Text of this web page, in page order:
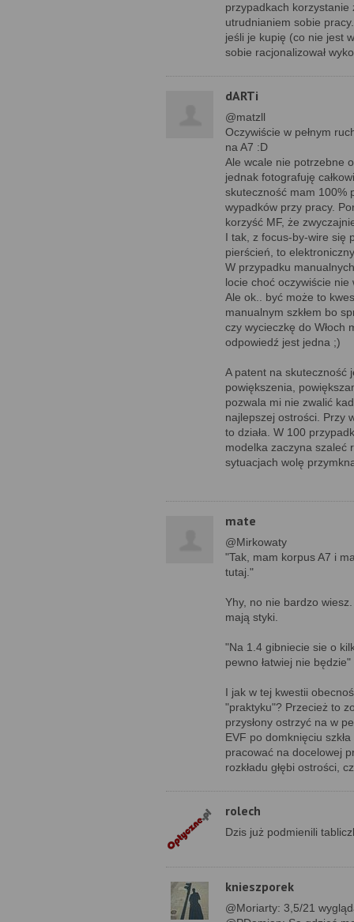
przypadkach
utrudnianiem sobie
jeśli je kupię (co nie jest
sobie racjonalizował
dARTi
@matzll
Oczywiście w pełnym
na A7 :D
Ale wcale nie potrzebne
jednak fotografuję
skuteczność mam 100%
wypadków przy pracy.
korzyść MF, że
I tak, z focus-by-wire się
pierścień, to
W przypadku
locie choć oczywiście nie
Ale ok.. być może to
manualnym szkłem bo
czy wycieczkę do Włoch
odpowiedź jest jedna ;)
A patent na skuteczność
powiększenia,
pozwala mi nie zwalić
najlepszej ostrości. Przy
to działa. W 100
modelka zaczyna szaleć
sytuacjach wolę
mate
@Mirkowaty
"Tak, mam korpus A7 i
tutaj."
Yhy, no nie bardzo
mają styki.
"Na 1.4 gibniecie sie o
pewno łatwiej nie będzie"
I jak w tej kwestii
"praktyku"? Przecież to
przysłony ostrzyć na w
EVF po domknięciu
pracować na docelowej
rozkładu głębi ostrości,
rolech
Dzis już podmienili
knieszporek
@Moriarty: 3,5/21